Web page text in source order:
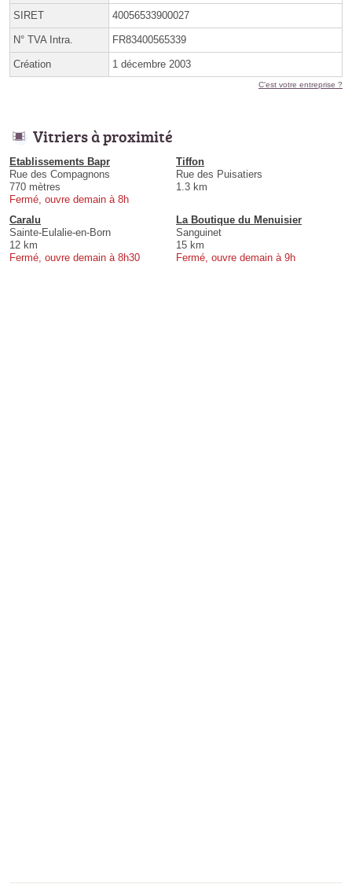
SIRET 40056533900027
N° TVA Intra. FR83400565339
Création 1 décembre 2003
C'est votre entreprise ?
Vitriers à proximité
Etablissements Bapr
Rue des Compagnons
770 mètres
Fermé, ouvre demain à 8h
Tiffon
Rue des Puisatiers
1.3 km
Caralu
Sainte-Eulalie-en-Born
12 km
Fermé, ouvre demain à 8h30
La Boutique du Menuisier
Sanguinet
15 km
Fermé, ouvre demain à 9h